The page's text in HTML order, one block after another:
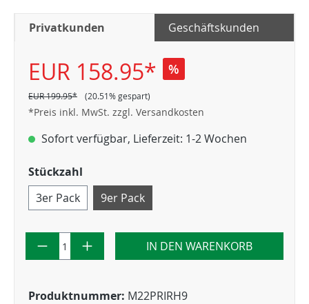
Privatkunden Geschäftskunden
EUR 158.95* %
EUR 199.95* (20.51% gespart)
*Preis inkl. MwSt. zzgl. Versandkosten
Sofort verfügbar, Lieferzeit: 1-2 Wochen
Stückzahl
3er Pack
9er Pack
IN DEN WARENKORB
Produktnummer: M22PRIRH9